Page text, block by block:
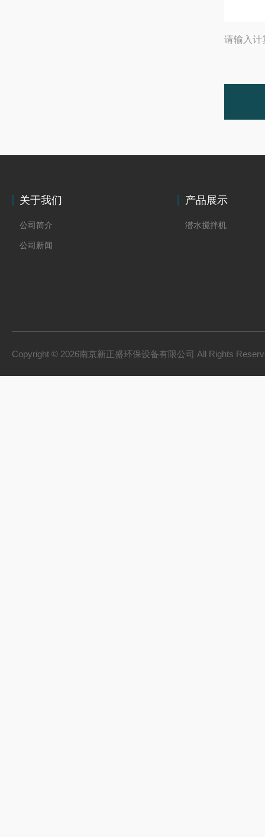
请输入计
关于我们
公司简介
公司新闻
产品展示
潜水搅拌机
Copyright © 2026南京新正盛环保设备有限公司 All Rights